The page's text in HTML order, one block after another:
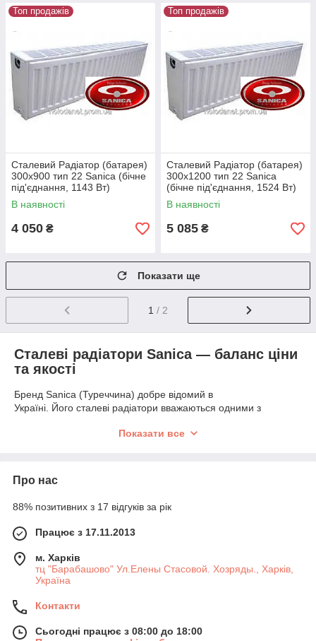
Топ продажів
Сталевий Радіатор (батарея)
300x900 тип 22 Sanica (бічне
під'єднання, 1143 Вт)
В наявності
4 050 ₴
Топ продажів
Сталевий Радіатор (батарея)
300x1200 тип 22 Sanica
(бічне під'єднання, 1524 Вт)
В наявності
5 085 ₴
Показати ще
1 / 2
Сталеві радіатори Sanica — баланс ціни
та якості
Бренд Sanica (Туреччина) добре відомий в
Україні. Його сталеві радіатори вважаються одними з
якості. Батареї «Саніка», які ви бачите в каталозі та
ідеально підходять для систем
представлені в декількох різновидах (тип 22, 33);
мають високу надійність і стійкість до навантажень;
інтер'єр;
недорого стоять і довго слугують — термін гарантії
Сталеві батареї інших виробників вважають вимогливими до
якості води та не рекомендовані для використання в
Показати все
Про нас
88% позитивних з 17 відгуків за рік
Працює з 17.11.2013
м. Харків
тц "Барабашово" Ул.Елены Стасовой. Хозряды., Харків,
Україна
Контакти
Сьогодні працює з 08:00 до 18:00